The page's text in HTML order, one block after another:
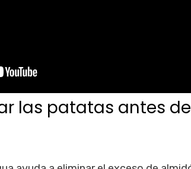
las patatas antes de